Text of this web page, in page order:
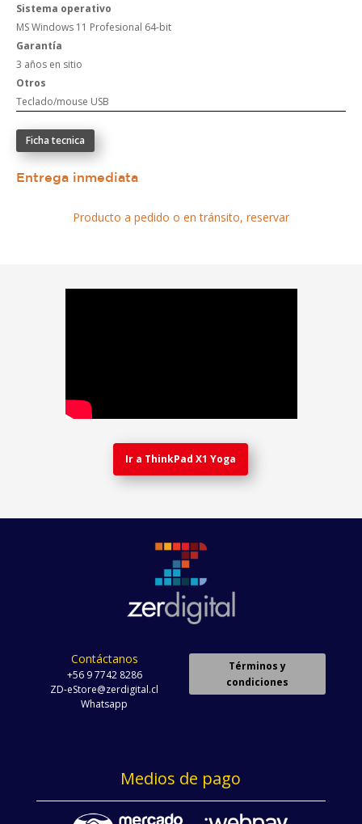
Sistema operativo
MS Windows 11 Profesional 64-bit
Garantía
3 años en sitio
Otros
Teclado/mouse USB
Ficha tecnica
Entrega inmediata
Producto a pedido o en tránsito, reservar
Ir a ThinkPad X1 Yoga
Contáctanos
+56 9 7742 8286
ZD-eStore@zerdigital.cl
Whatsapp
Términos y
condiciones
Medios de pago